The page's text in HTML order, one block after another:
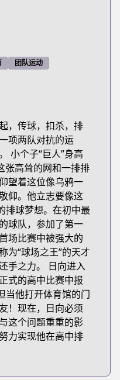
titles/100014
团队运动
，传球，扣杀，排
项两队对抗的运
小个子“巨人”身高
张高耸的网和一排排
望着这位像乌鸦一
仰。他立志要像这
排球梦想。在初中最
球队，参加了第一
场比赛中被强大的
为“球场之王”的天才
手之力。 日向进入
式的高中比赛中报
当他打开体育馆的门
！现在，日向必须
这个问题重重的影
力实现他在高中排